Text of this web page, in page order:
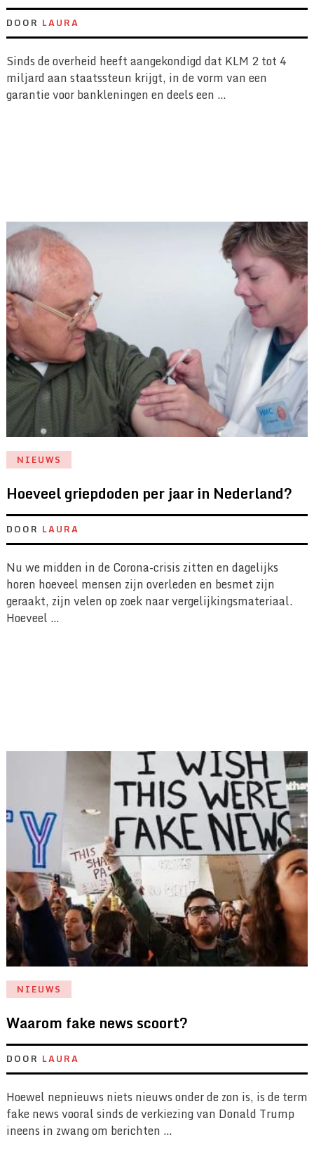
DOOR LAURA
Sinds de overheid heeft aangekondigd dat KLM 2 tot 4
miljard aan staatssteun krijgt, in de vorm van een
garantie voor bankleningen en deels een …
NIEUWS
Hoeveel griepdoden per jaar in Nederland?
DOOR LAURA
Nu we midden in de Corona-crisis zitten en dagelijks
horen hoeveel mensen zijn overleden en besmet zijn
geraakt, zijn velen op zoek naar vergelijkingsmateriaal.
Hoeveel …
NIEUWS
Waarom fake news scoort?
DOOR LAURA
Hoewel nepnieuws niets nieuws onder de zon is, is de term
fake news vooral sinds de verkiezing van Donald Trump
ineens in zwang om berichten …